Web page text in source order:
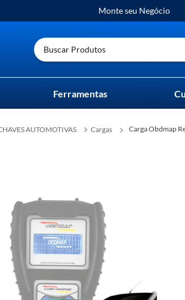
Monte seu Negócio
Buscar Produtos
Ferramentas
AUTOMOTIVAS Cargas Carga Obdmap